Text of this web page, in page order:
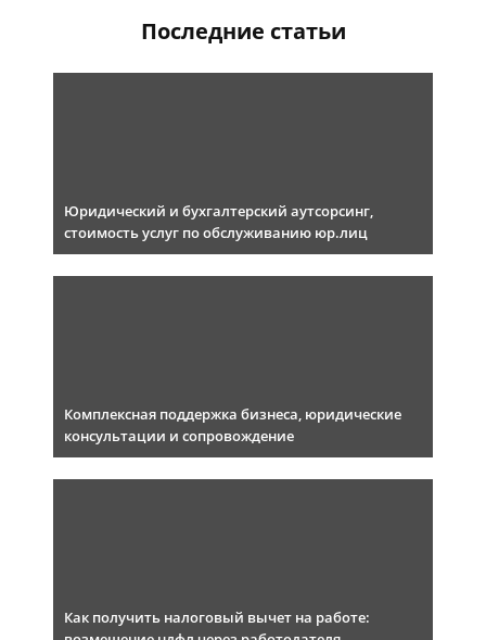
Последние статьи
Юридический и бухгалтерский аутсорсинг,
стоимость услуг по обслуживанию юр.лиц
Комплексная поддержка бизнеса, юридические
консультации и сопровождение
Как получить налоговый вычет на работе: